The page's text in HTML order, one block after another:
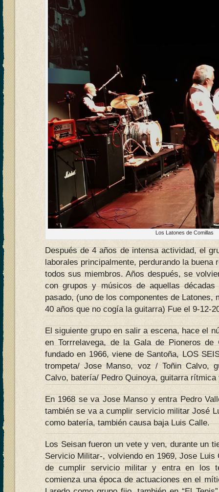
Los Latones de Comillas
Después de 4 años de intensa actividad, el
laborales principalmente, perdurando la buena
todos sus miembros. Años después, se
con grupos y músicos de aquellas
pasado, (uno de los componentes de Latones,
40 años que no cogía la guitarra) Fue el 9-12-
El siguiente grupo en salir a escena, hace el
en Torrrelavega, de la Gala de Pioneros
fundado en 1966, viene de Santoña, LOS
trompeta/ Jose Manso, voz / Toñin Calvo,
Calvo, batería/ Pedro Quinoya, guitarra
En 1968 se va Jose Manso y entra Pedro
también se va a cumplir servicio militar José
como batería, también causa baja Luis Calle.
Los Seisan fueron un vete y ven, durante un
Servicio Militar-, volviendo en 1969, Jose Luis
de cumplir servicio militar y entra en los
comienza una época de actuaciones en el